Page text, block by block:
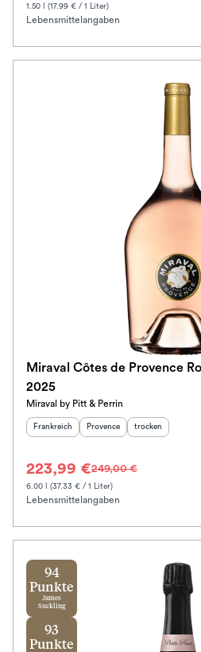
1.50 l (17.99 € / 1 Liter)
Lebensmittelangaben
Miraval Côtes de Provence
2025
Miraval by Pitt & Perrin
Herkunftsland
Frankreich Herkunftsregion:
Provence Geschmack
trocken
223,99 €249,00 €
6.00 l (37.33 € / 1 Liter)
Lebensmittelangaben
94
Punkte
James
Suckling
93
Punkte